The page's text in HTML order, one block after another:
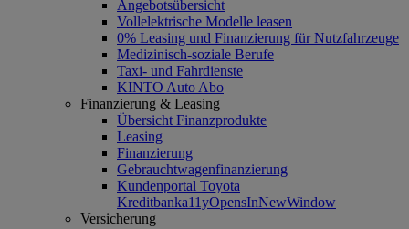
Angebotsübersicht
Vollelektrische Modelle leasen
0% Leasing und Finanzierung für Nutzfahrzeuge
Medizinisch-soziale Berufe
Taxi- und Fahrdienste
KINTO Auto Abo
Finanzierung & Leasing
Übersicht Finanzprodukte
Leasing
Finanzierung
Gebrauchtwagenfinanzierung
Kundenportal Toyota
Kreditbanka11yOpensInNewWindow
Versicherung